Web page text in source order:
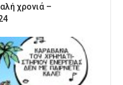
χρονιά –